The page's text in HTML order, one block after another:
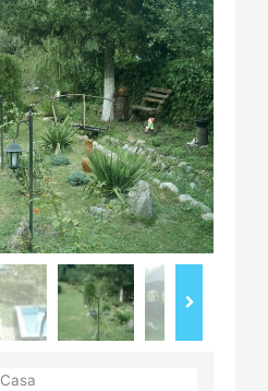
Casa